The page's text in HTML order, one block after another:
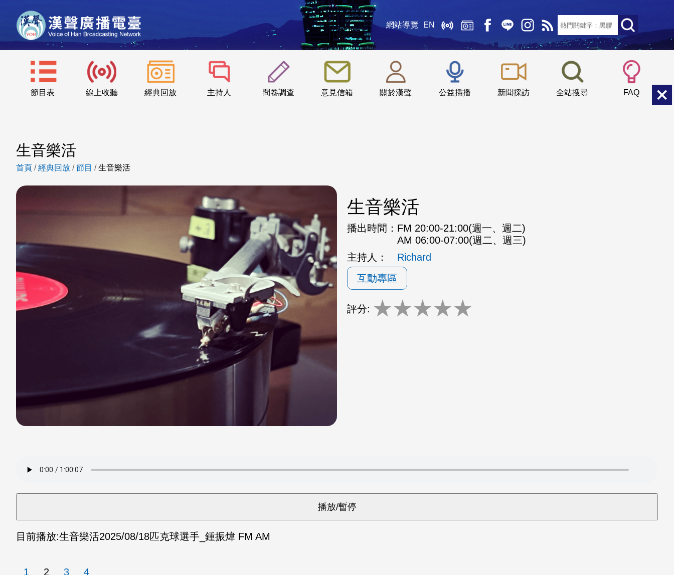
網站導覽 EN
節目表 線上收聽 經典回放 主持人 問卷調查 意見信箱 關於漢聲 公益插播 新聞採訪 全站搜尋 FAQ
::: 小 中
生音樂活
首頁 /經典回放 /節目 /生音樂活
生音樂活
播出時間： FM 20:00-21:00(週一、週二)
AM 06:00-07:00(週二、週三)
主持人：
Richard
互動專區
評分: ★★★★★
目前播放:生音樂活2025/08/18匹克球選手_鍾振煒 FM AM
1 2 3 4